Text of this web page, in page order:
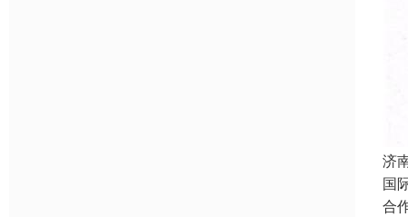
济
国
合